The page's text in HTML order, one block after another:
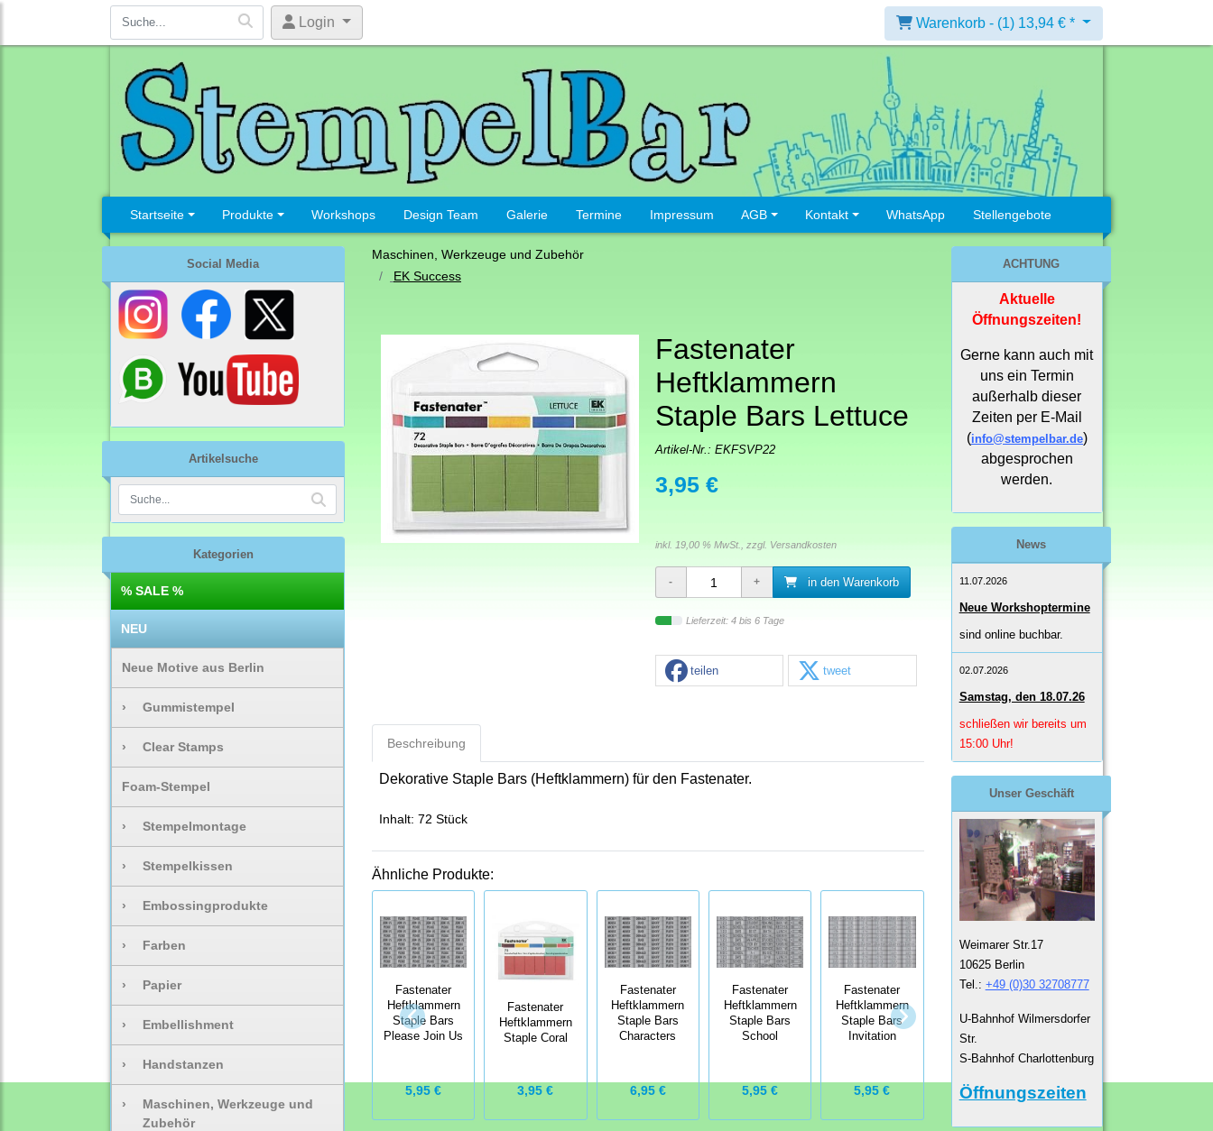
Login Warenkorb - (1) 13,94 € *
Startseite Produkte Workshops Design Team Galerie Termine Impressum AGB Kontakt WhatsApp Stellengebote
Social Media
Artikelsuche
Kategorien
% SALE %
NEU
Neue Motive aus Berlin
› Gummistempel
› Clear Stamps
Foam-Stempel
› Stempelmontage
› Stempelkissen
› Embossingprodukte
› Farben
› Papier
› Embellishment
› Handstanzen
›
Maschinen, Werkzeuge und
Zubehör
Maschinen, Werkzeuge und Zubehör
EK Success
Fastenater
Heftklammern
Staple Bars Lettuce
Artikel-Nr.: EKFSVP22
3,95 €
inkl. 19,00 % MwSt., zzgl. Versandkosten
in den Warenkorb
Lieferzeit: 4 bis 6 Tage
teilen tweet
Beschreibung
Dekorative Staple Bars (Heftklammern) für den Fastenater.
Inhalt: 72 Stück
Ähnliche Produkte:
Fastenater
Heftklammern
Staple Bars
Please Join Us
5,95 €
Fastenater
Heftklammern
Staple Coral
3,95 €
Fastenater
Heftklammern
Staple Bars
Characters
6,95 €
Fastenater
Heftklammern
Staple Bars
School
5,95 €
Fastenater
Heftklammern
Staple Bars
Invitation
5,95 €
Scissor Pro
Circle Cutter -
Kreisschneider
24,99 €
Heftklammern
3,95 €
ACHTUNG
Aktuelle
Öffnungszeiten!
Gerne kann auch mit
uns ein Termin
außerhalb dieser
Zeiten per E-Mail
(info@stempelbar.de)
abgesprochen
werden.
News
11.07.2026
Neue Workshoptermine
sind online buchbar.
02.07.2026
Samstag, den 18.07.26
schließen wir bereits um
15:00 Uhr!
Unser Geschäft
Weimarer Str.17
10625 Berlin
Tel.: +49 (0)30 32708777
U-Bahnhof Wilmersdorfer
Str.
S-Bahnhof Charlottenburg
Öffnungszeiten